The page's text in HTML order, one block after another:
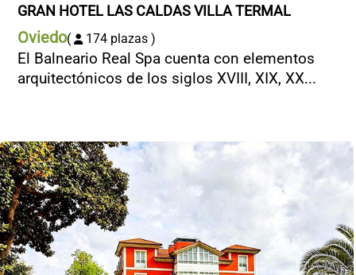
GRAN HOTEL LAS CALDAS VILLA TERMAL
Oviedo( 174 plazas )
El Balneario Real Spa cuenta con elementos
arquitectónicos de los siglos XVIII, XIX, XX...